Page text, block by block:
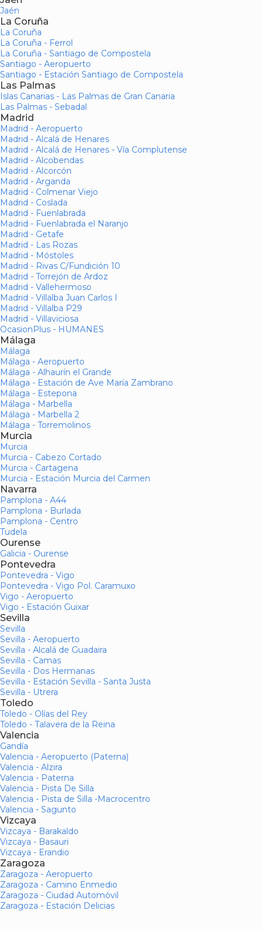
Jaén
La Coruña
La Coruña
La Coruña - Ferrol
La Coruña - Santiago de Compostela
Santiago - Aeropuerto
Santiago - Estación Santiago de Compostela
Las Palmas
Islas Canarias - Las Palmas de Gran Canaria
Las Palmas - Sebadal
Madrid
Madrid - Aeropuerto
Madrid - Alcalá de Henares
Madrid - Alcalá de Henares - Vía Complutense
Madrid - Alcobendas
Madrid - Alcorcón
Madrid - Arganda
Madrid - Colmenar Viejo
Madrid - Coslada
Madrid - Fuenlabrada
Madrid - Fuenlabrada el Naranjo
Madrid - Getafe
Madrid - Las Rozas
Madrid - Móstoles
Madrid - Rivas C/Fundición 10
Madrid - Torrejón de Ardoz
Madrid - Vallehermoso
Madrid - Villalba Juan Carlos I
Madrid - Villalba P29
Madrid - Villaviciosa
OcasionPlus - HUMANES
Málaga
Málaga
Málaga - Aeropuerto
Málaga - Alhaurín el Grande
Málaga - Estación de Ave María Zambrano
Málaga - Estepona
Málaga - Marbella
Málaga - Marbella 2
Málaga - Torremolinos
Murcia
Murcia
Murcia - Cabezo Cortado
Murcia - Cartagena
Murcia - Estación Murcia del Carmen
Navarra
Pamplona - A44
Pamplona - Burlada
Pamplona - Centro
Tudela
Ourense
Galicia - Ourense
Pontevedra
Pontevedra - Vigo
Pontevedra - Vigo Pol. Caramuxo
Vigo - Aeropuerto
Vigo - Estación Guixar
Sevilla
Sevilla
Sevilla - Aeropuerto
Sevilla - Alcalá de Guadaira
Sevilla - Camas
Sevilla - Dos Hermanas
Sevilla - Estación Sevilla - Santa Justa
Sevilla - Utrera
Toledo
Toledo - Olías del Rey
Toledo - Talavera de la Reina
Valencia
Gandía
Valencia - Aeropuerto (Paterna)
Valencia - Alzira
Valencia - Paterna
Valencia - Pista De Silla
Valencia - Pista de Silla -Macrocentro
Valencia - Sagunto
Vizcaya
Vizcaya - Barakaldo
Vizcaya - Basauri
Vizcaya - Erandio
Zaragoza
Zaragoza - Aeropuerto
Zaragoza - Camino Enmedio
Zaragoza - Ciudad Automóvil
Zaragoza - Estación Delicias